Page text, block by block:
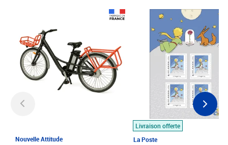
Nouvelle Attitude
Livraison offerte
La Poste
Prix 7,50€